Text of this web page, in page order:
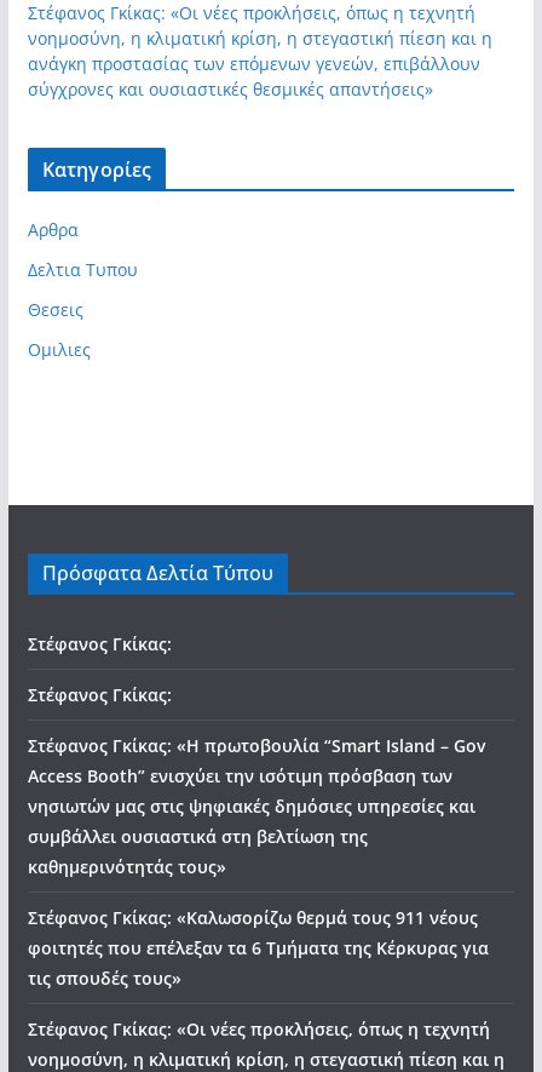
Στέφανος Γκίκας: «Οι νέες προκλήσεις, όπως η τεχνητή
νοημοσύνη, η κλιματική κρίση, η στεγαστική πίεση και η
ανάγκη προστασίας των επόμενων γενεών, επιβάλλουν
σύγχρονες και ουσιαστικές θεσμικές απαντήσεις»
Kατηγορίες
Αρθρα
Δελτια Τυπου
Θεσεις
Ομιλιες
Πρόσφατα Δελτία Τύπου
Στέφανος Γκίκας:
Στέφανος Γκίκας:
Στέφανος Γκίκας: «Η πρωτοβουλία “Smart Island – Gov
Access Booth” ενισχύει την ισότιμη πρόσβαση των
νησιωτών μας στις ψηφιακές δημόσιες υπηρεσίες και
συμβάλλει ουσιαστικά στη βελτίωση της
καθημερινότητάς τους»
Στέφανος Γκίκας: «Καλωσορίζω θερμά τους 911 νέους
φοιτητές που επέλεξαν τα 6 Τμήματα της Κέρκυρας για
τις σπουδές τους»
Στέφανος Γκίκας: «Οι νέες προκλήσεις, όπως η τεχνητή
νοημοσύνη, η κλιματική κρίση, η στεγαστική πίεση και η